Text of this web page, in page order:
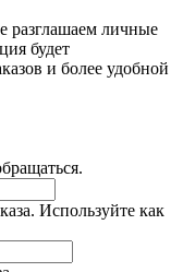
разглашаем личные
будет
и более удобной
Используйте как